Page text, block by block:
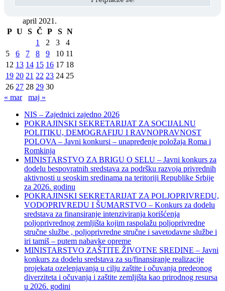
april 2021.
P U S Č P S N
1
2 3
4
5
6 7 8 9 10 11
12 13 14 15 16 17 18
19 20 21 22 23 24 25
26 27 28 29 30
« mar
maj »
NIS – Zajednici zajedno 2026
POKRAJINSKI SEKRETARIJAT ZA SOCIJALNU
POLITIKU, DEMOGRAFIJU I RAVNOPRAVNOST
POLOVA – Javni konkursi – unapređenje položaja Roma i
Romkinja
MINISTARSTVO ZA BRIGU O SELU – Javni konkurs za
dodelu bespovratnih sredstava za podršku razvoja privrednih
aktivnosti u seoskim sredinama na teritoriji Republike Srbije
za 2026. godinu
POKRAJINSKI SEKRETARIJAT ZA POLJOPRIVREDU,
VODOPRIVREDU I ŠUMARSTVO – Konkurs za dodelu
sredstava za finansiranje intenziviranja korišćenja
poljoprivrednog zemljišta kojim raspolažu poljoprivredne
stručne službe , poljoprivredne stručne i savetodavne službe i
iri tamiš ‒ putem nabavke opreme
MINISTARSTVO ZAŠTITE ŽIVOTNE SREDINE – Javni
konkurs za dodelu sredstava za su/finansiranje realizacije
projekata ozelenjavanja u cilju zaštite i očuvanja predeonog
diverziteta i očuvanja i zaštite zemljišta kao prirodnog resursa
u 2026. godini